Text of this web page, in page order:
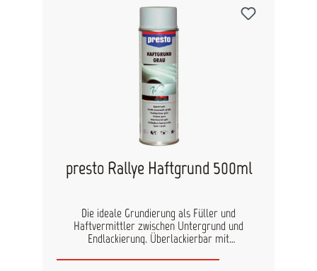
Geeignet für das Lackieren und Reparieren von
Objekten im Innen- und Außenbereich Wischfest,
wetterfest, Kratz-, Stoß- und Schlagfest Bedingt
lichtecht und UV-beständig. Die Intensität der
Leuchtkraft läßt mit der Zeit nach. Ein Überzug
mit Klarlack verzögert diesen Effekt etwas.
presto Rallye Haftgrund 500ml
Die ideale Grundierung als Füller und
Haftvermittler zwischen Untergrund und
Endlackierung. Überlackierbar mit
Kombi-Lacken. Für Metall, Holz, Keramik, Stein,